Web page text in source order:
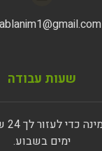
שעות עבודה
ימים בשבוע.